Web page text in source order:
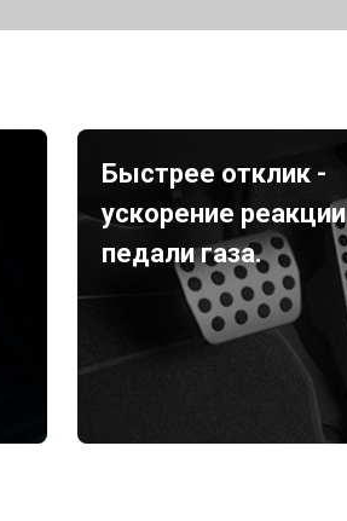
Быстрее отклик -
ускорение реакции
педали газа.